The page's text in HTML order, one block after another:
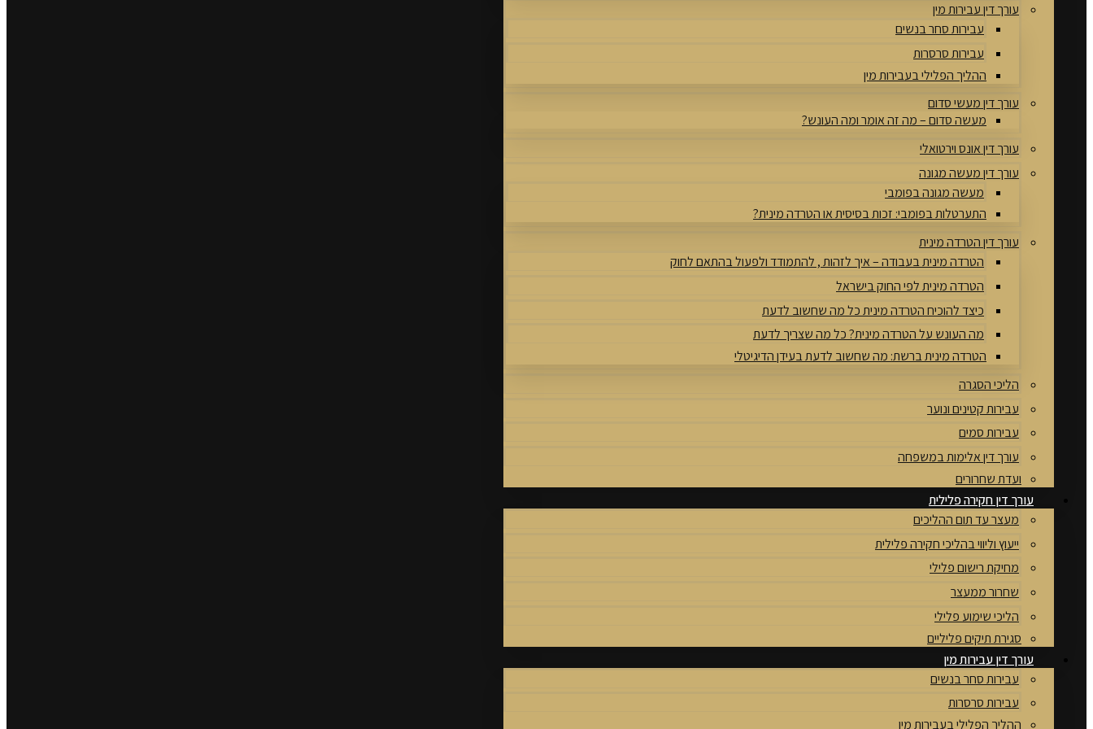
עורך דין עבירות מין
עבירות סחר בנשים
עבירות סרסרות
ההליך הפלילי בעבירות מין
עורך דין מעשי סדום
מעשה סדום – מה זה אומר ומה העונש?
עורך דין אונס וירטואלי
עורך דין מעשה מגונה
מעשה מגונה בפומבי
התערטלות בפומבי: זכות בסיסית או הטרדה מינית?
עורך דין הטרדה מינית
הטרדה מינית בעבודה – איך לזהות , להתמודד ולפעול בהתאם לחוק
הטרדה מינית לפי החוק בישראל
כיצד להוכיח הטרדה מינית כל מה שחשוב לדעת
מה העונש על הטרדה מינית? כל מה שצריך לדעת
הטרדה מינית ברשת: מה שחשוב לדעת בעידן הדיגיטלי
הליכי הסגרה
עבירות קטינים ונוער
עבירות סמים
עורך דין אלימות במשפחה
ועדת שחרורים
עורך דין חקירה פלילית
מעצר עד תום ההליכים
ייעוץ וליווי בהליכי חקירה פלילית
מחיקת רישום פלילי
שחרור ממעצר
הליכי שימוע פלילי
סגירת תיקים פליליים
עורך דין עבירות מין
עבירות סחר בנשים
עבירות סרסרות
ההליך הפלילי בעבירות מין